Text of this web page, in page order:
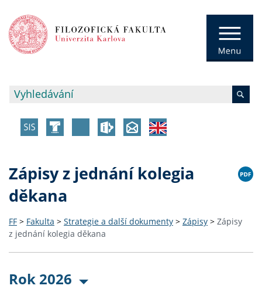
Zápisy z jednání kolegia
děkana
FF > Fakulta > Strategie a další dokumenty > Zápisy > Zápisy
z jednání kolegia děkana
Rok 2026